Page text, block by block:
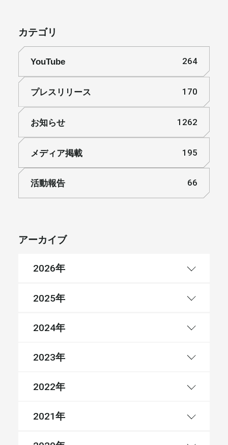
カテゴリ
YouTube 264
プレスリリース 170
お知らせ 1262
メディア掲載 195
活動報告 66
アーカイブ
2026年
2025年
2024年
2023年
2022年
2021年